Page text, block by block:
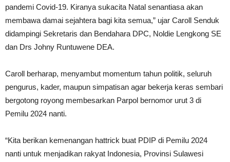
pandemi Covid-19. Kiranya sukacita Natal senantiasa akan
membawa damai sejahtera bagi kita semua,” ujar Caroll Senduk
didampingi Sekretaris dan Bendahara DPC, Noldie Lengkong SE
dan Drs Johny Runtuwene DEA.
Caroll berharap, menyambut momentum tahun politik, seluruh
pengurus, kader, maupun simpatisan agar bekerja keras sembari
bergotong royong membesarkan Parpol bernomor urut 3 di
Pemilu 2024 nanti.
“Kita berikan kemenangan hattrick buat PDIP di Pemilu 2024
nanti untuk menjadikan rakyat Indonesia, Provinsi Sulawesi